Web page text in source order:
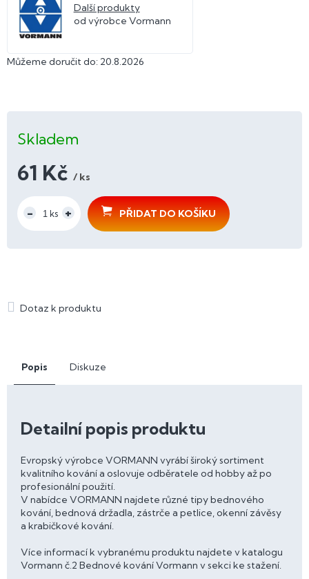
Můžeme doručit do: 20.8.2026
Skladem
61 Kč / ks
cena:
PŘIDAT DO KOŠÍKU
Další produkty
od výrobce Vormann
Popis Diskuze
Detailní popis produktu
Evropský výrobce VORMANN vyrábí široký sortiment
kvalitního kování a oslovuje odběratele od hobby až po
profesionální použití.
V nabídce VORMANN najdete různé tipy bednového
kování, bednová držadla, zástrče a petlice, okenní závěsy
a krabičkové kování.
Více informací k vybranému produktu najdete v katalogu
Vormann č.2 Bednové kování Vormann v sekci ke stažení.